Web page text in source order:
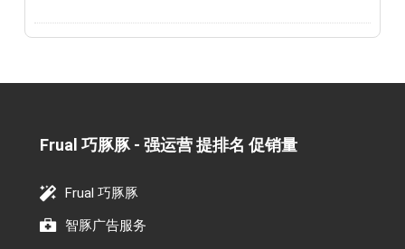
Frual 巧豚豚 - 强运营 提排名 促销量​
Frual 巧豚豚
智豚广告服务